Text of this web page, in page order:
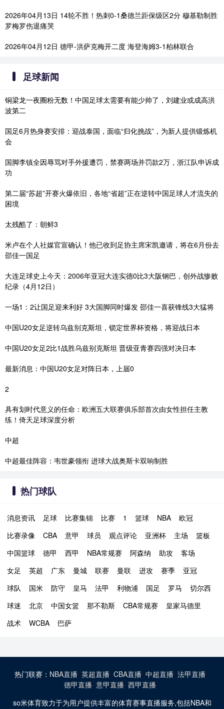
2026年04月13日 14轮不胜！热刺0-1桑德兰距保级区2分 穆基勒制胜
罗梅罗伤退痛哭
2026年04月12日 德甲-洪萨克梅开二度 海登海姆3-1柏林联合
足球新闻
铜梁龙一夜圈粉无数！中国足球太需要有能少帅了，刘建业或成高洪
波第二
国足6月热身赛安排：迎战泰国，面临“归化挑战”，为新人提供锻炼机
会
国脚李镇全因辱骂对手外援遭罚，禁赛两场并罚款2万，浙江队申诉成
功
第二届“苏超”开赛火爆依旧，各地“省超”正在逆转中国足球人才流失的
困境
太残酷了：朝鲜3
米卢在个人社媒官宣确认！他已收到足协主席宋凯邀请，将在6月份去
邵佳一国足
大连足球史上今天：2006年亚冠大连实德0比3大阪钢巴，创外战惨败
纪录（4月12日）
一场1：2让国足迎来利好 3大国脚同时爆发 邵佳一喜获锋线3大猛将
中国U20女足逆转乌兹别克斯坦，锁定世界杯资格，将迎战日本
中国U20女足2比1战胜乌兹别克斯坦 晋级亚青赛四强对决日本
最新消息：中国U20女足对阵日本，上届0
2
具有划时代意义的任命：欧洲五大联赛俱乐部首次由女性担任主教
练！倚天足球深度分析
中超
中超最佳阵容：韦世豪领衔 进球大战奥斯卡双响制胜
热门球队
消息资讯 足球 比赛集锦 比赛 1 篮球 NBA
欧冠
比赛录像
CBA 意甲 球员 观点评论 亚洲杯 主场
篮板
中国篮球
德甲 西甲 NBA常规赛 阿森纳 助攻
客场
女足
英超 广东 曼城 联赛 曼联 进攻 赛季
亚冠
球队
国米 防守 皇马 法甲 利物浦 国足 罗马
切尔西
球迷
北京 中国女篮 那不勒斯 CBA常规赛
皇家马德里
战术
WCBA 巴萨
热门联赛： NBA直播 英超直播 CBA直播 中超直播 法甲直播
德甲直播 意甲直播 西甲直播
so米体育致力于为用户提供丰富的体育赛事直播服务,包括NBA和